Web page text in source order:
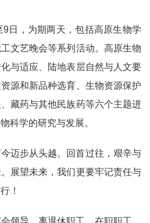
日，为期两天，包括高原生物学
文艺晚会等系列活动。高原生物
与适应、陆地表层自然与人文要
源和新品种选育、生物资源保护
藏药与其他民族药等六个主题进
科学的研究与发展。
迈步从头越。回首过往，艰辛与
展望未来，我们更要牢记责任与
！
领导、离退休职工、在职职工、